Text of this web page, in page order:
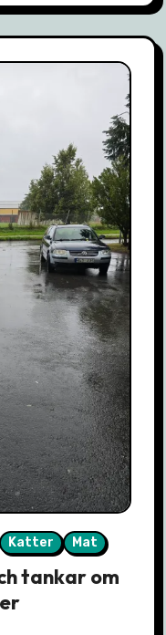
Katter Mat
tankar om